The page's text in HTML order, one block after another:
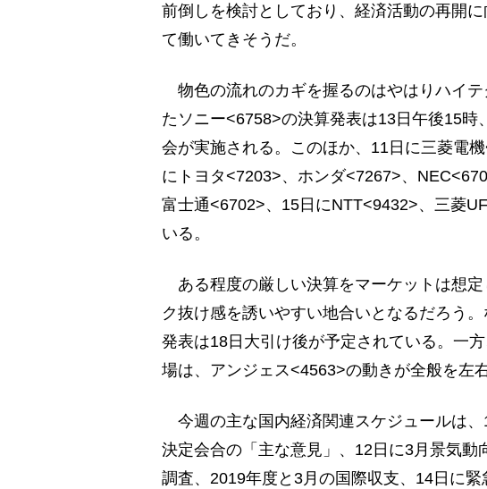
前倒しを検討としており、経済活動の再開
て働いてきそうだ。
物色の流れのカギを握るのはやはりハイ
たソニー<6758>の決算発表は13日午後15時
会が実施される。このほか、11日に三菱電
にトヨタ<7203>、ホンダ<7267>、
富士通<6702>、15日にNTT<9432>、三菱
いる。
ある程度の厳しい決算をマーケットは想
ク抜け感を誘いやすい地合いとなるだろう
発表は18日大引け後が予定されている。一
場は、アンジェス<4563>の動きが全般を左
今週の主な国内経済関連スケジュールは
決定会合の「主な意見」、12日に3月景気動
調査、2019年度と3月の国際収支、14日に